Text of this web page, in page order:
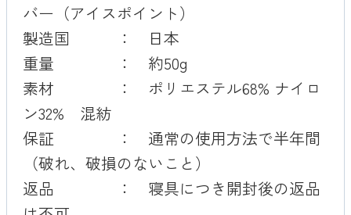
バー（アイスポイント）
製造国 ： 日本
重量 ： 約50g
素材 ： ポリエステル68% ナイロ
ン32% 混紡
保証 ： 通常の使用方法で半年間
（破れ、破損のないこと）
返品 ： 寝具につき開封後の返品